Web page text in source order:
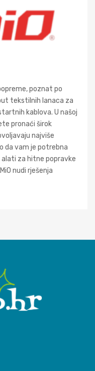
poznat po
tekstilnih lanaca za
kablova. U našoj
pronaći širok
najviše
da vam je potrebna
za hitne popravke
nudi rješenja